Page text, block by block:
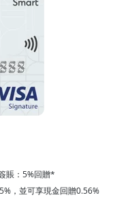
賬：5%回贈*
，並可享現金回贈0.56%